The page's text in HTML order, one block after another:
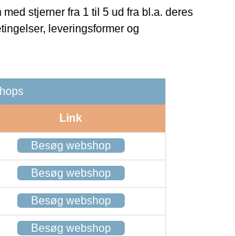
stjerner fra 1 til 5 ud fra bl.a. deres
leveringsformer og
Link
Besøg webshop
Besøg webshop
Besøg webshop
Besøg webshop